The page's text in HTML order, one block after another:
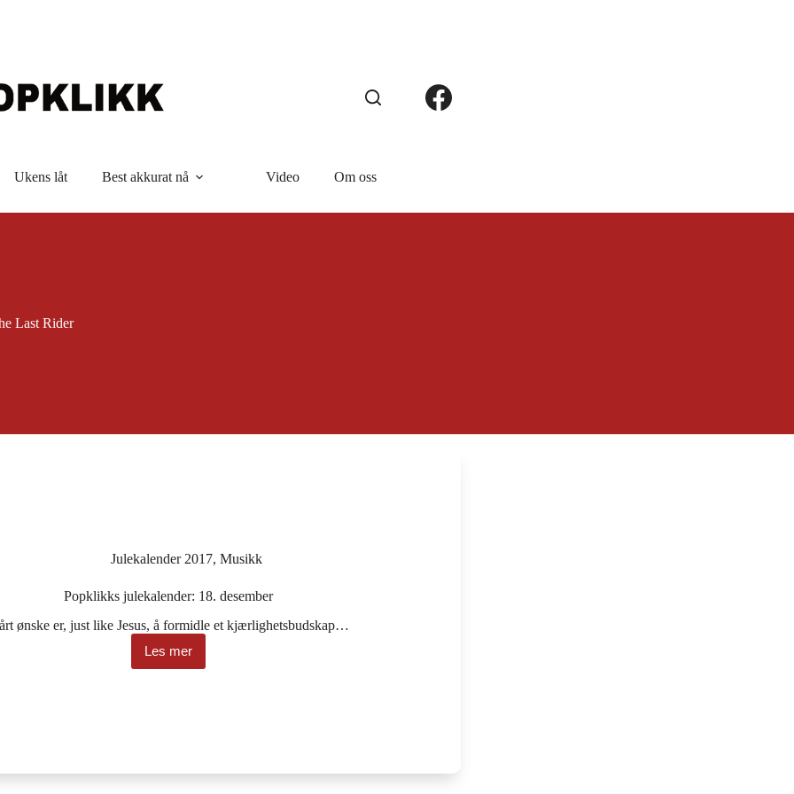
Ukens låt Best akkurat nå Video Om oss
Last Rider
Julekalender 2017, Musikk
Popklikks julekalender: 18. desember
ønske er, just like Jesus, å formidle et kjærlighetsbudskap…
Les merPopklikks
julekalender: